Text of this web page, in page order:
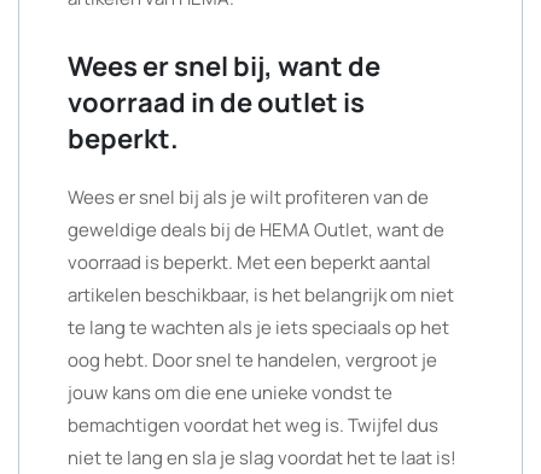
Wees er snel bij, want de
voorraad in de outlet is
beperkt.
Wees er snel bij als je wilt profiteren van de
geweldige deals bij de HEMA Outlet, want de
voorraad is beperkt. Met een beperkt aantal
artikelen beschikbaar, is het belangrijk om niet
te lang te wachten als je iets speciaals op het
oog hebt. Door snel te handelen, vergroot je
jouw kans om die ene unieke vondst te
bemachtigen voordat het weg is. Twijfel dus
niet te lang en sla je slag voordat het te laat is!